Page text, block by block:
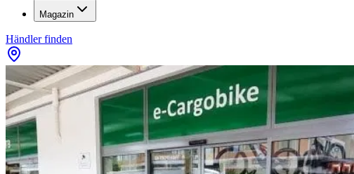
Magazin
Händler finden